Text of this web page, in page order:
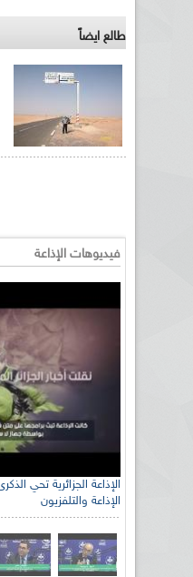
طالع ايضاً
فيديوهات الإذاعة
الإذاعة والتلفزيون